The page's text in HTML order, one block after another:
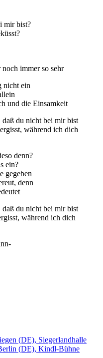
mir bist?
immer so sehr
nicht ein
und die Einsamkeit
daß du nicht bei mir bist
während ich dich
denn?
ein?
gegeben
denn
daß du nicht bei mir bist
während ich dich
(DE), Siegerlandhalle
(DE), Kindl-Bühne